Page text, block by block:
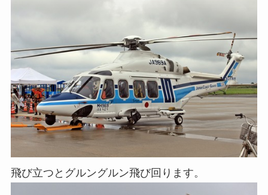
飛び立つとグルングルン飛び回ります。